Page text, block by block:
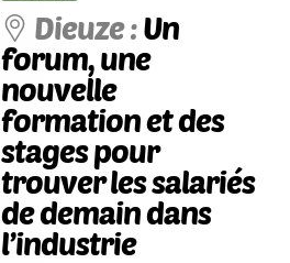
Dieuze :Un
forum, une
nouvelle
formation et des
stages pour
trouver les salariés
de demain dans
l’industrie